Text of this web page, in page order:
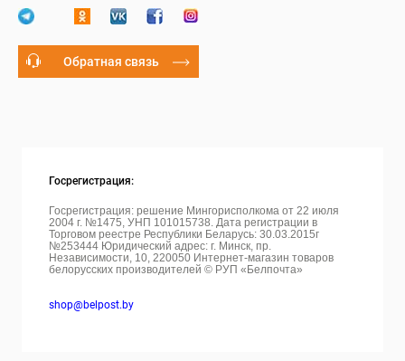
Обратная связь
Госрегистрация:
Госрегистрация: решение Мингорисполкома от 22 июля
2004 г. №1475, УНП 101015738. Дата регистрации в
Торговом реестре Республики Беларусь: 30.03.2015г
№253444 Юридический адрес: г. Минск, пр.
Независимости, 10, 220050 Интернет-магазин товаров
белорусских производителей © РУП «Белпочта»
shop@belpost.by